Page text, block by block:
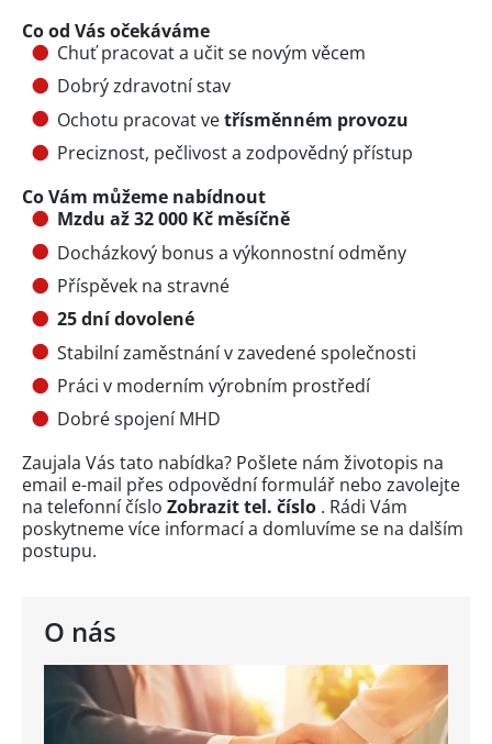
O nás
Co od Vás očekáváme
Chuť pracovat a učit se novým věcem
Dobrý zdravotní stav
Ochotu pracovat vetřísměnném provozu
Preciznost, pečlivost a zodpovědný přístup
Co Vám můžeme nabídnout
Mzdu až 32 000 Kč měsíčně
Docházkový bonus a výkonnostní odměny
Příspěvek na stravné
25 dní dovolené
Stabilní zaměstnání v zavedené společnosti
Práci v moderním výrobním prostředí
Dobré spojení MHD
Zaujala Vás tato nabídka? Pošlete nám životopis na
email e-mail přes odpovědní formulář nebo zavolejte
na telefonní číslo Zobrazit tel. číslo . Rádi Vám
poskytneme více informací a domluvíme se na dalším
postupu.